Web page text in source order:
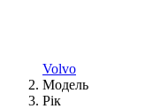
Volvo
Модель
Рік